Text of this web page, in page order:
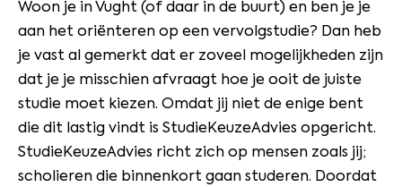
Woon je in Vught (of daar in de buurt) en ben je je
aan het oriënteren op een vervolgstudie? Dan heb
je vast al gemerkt dat er zoveel mogelijkheden zijn
dat je je misschien afvraagt hoe je ooit de juiste
studie moet kiezen. Omdat jij niet de enige bent
die dit lastig vindt is StudieKeuzeAdvies opgericht.
StudieKeuzeAdvies richt zich op mensen zoals jij;
scholieren die binnenkort gaan studeren. Doordat